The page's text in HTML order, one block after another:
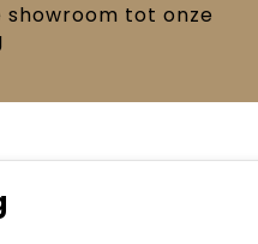
showroom tot onze